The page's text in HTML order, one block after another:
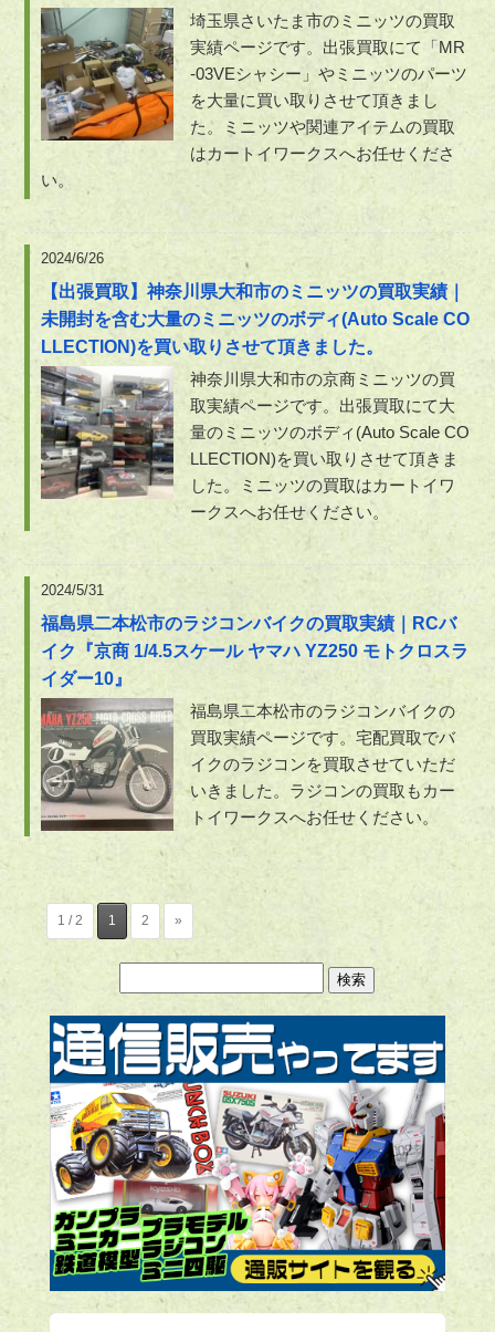
埼玉県さいたま市のミニッツの買取
実績ページです。出張買取にて「MR
-03VEシャシー」やミニッツのパーツ
を大量に買い取りさせて頂きまし
た。ミニッツや関連アイテムの買取
はカートイワークスへお任せくださ
い。
2024/6/26
【出張買取】神奈川県大和市のミニッツの買取実績｜
未開封を含む大量のミニッツのボディ(Auto Scale CO
LLECTION)を買い取りさせて頂きました。
神奈川県大和市の京商ミニッツの買
取実績ページです。出張買取にて大
量のミニッツのボディ(Auto Scale CO
LLECTION)を買い取りさせて頂きま
した。ミニッツの買取はカートイワ
ークスへお任せください。
2024/5/31
福島県二本松市のラジコンバイクの買取実績｜RCバ
イク『京商 1/4.5スケール ヤマハ YZ250 モトクロスラ
イダー10』
福島県二本松市のラジコンバイクの
買取実績ページです。宅配買取でバ
イクのラジコンを買取させていただ
いきました。ラジコンの買取もカー
トイワークスへお任せください。
1 / 2 1 2 »